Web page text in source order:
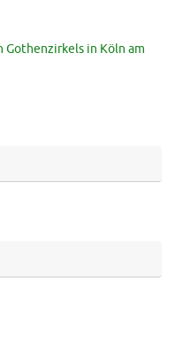
Gothenzirkels in Köln am